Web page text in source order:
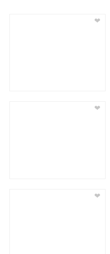
❤
❤
❤